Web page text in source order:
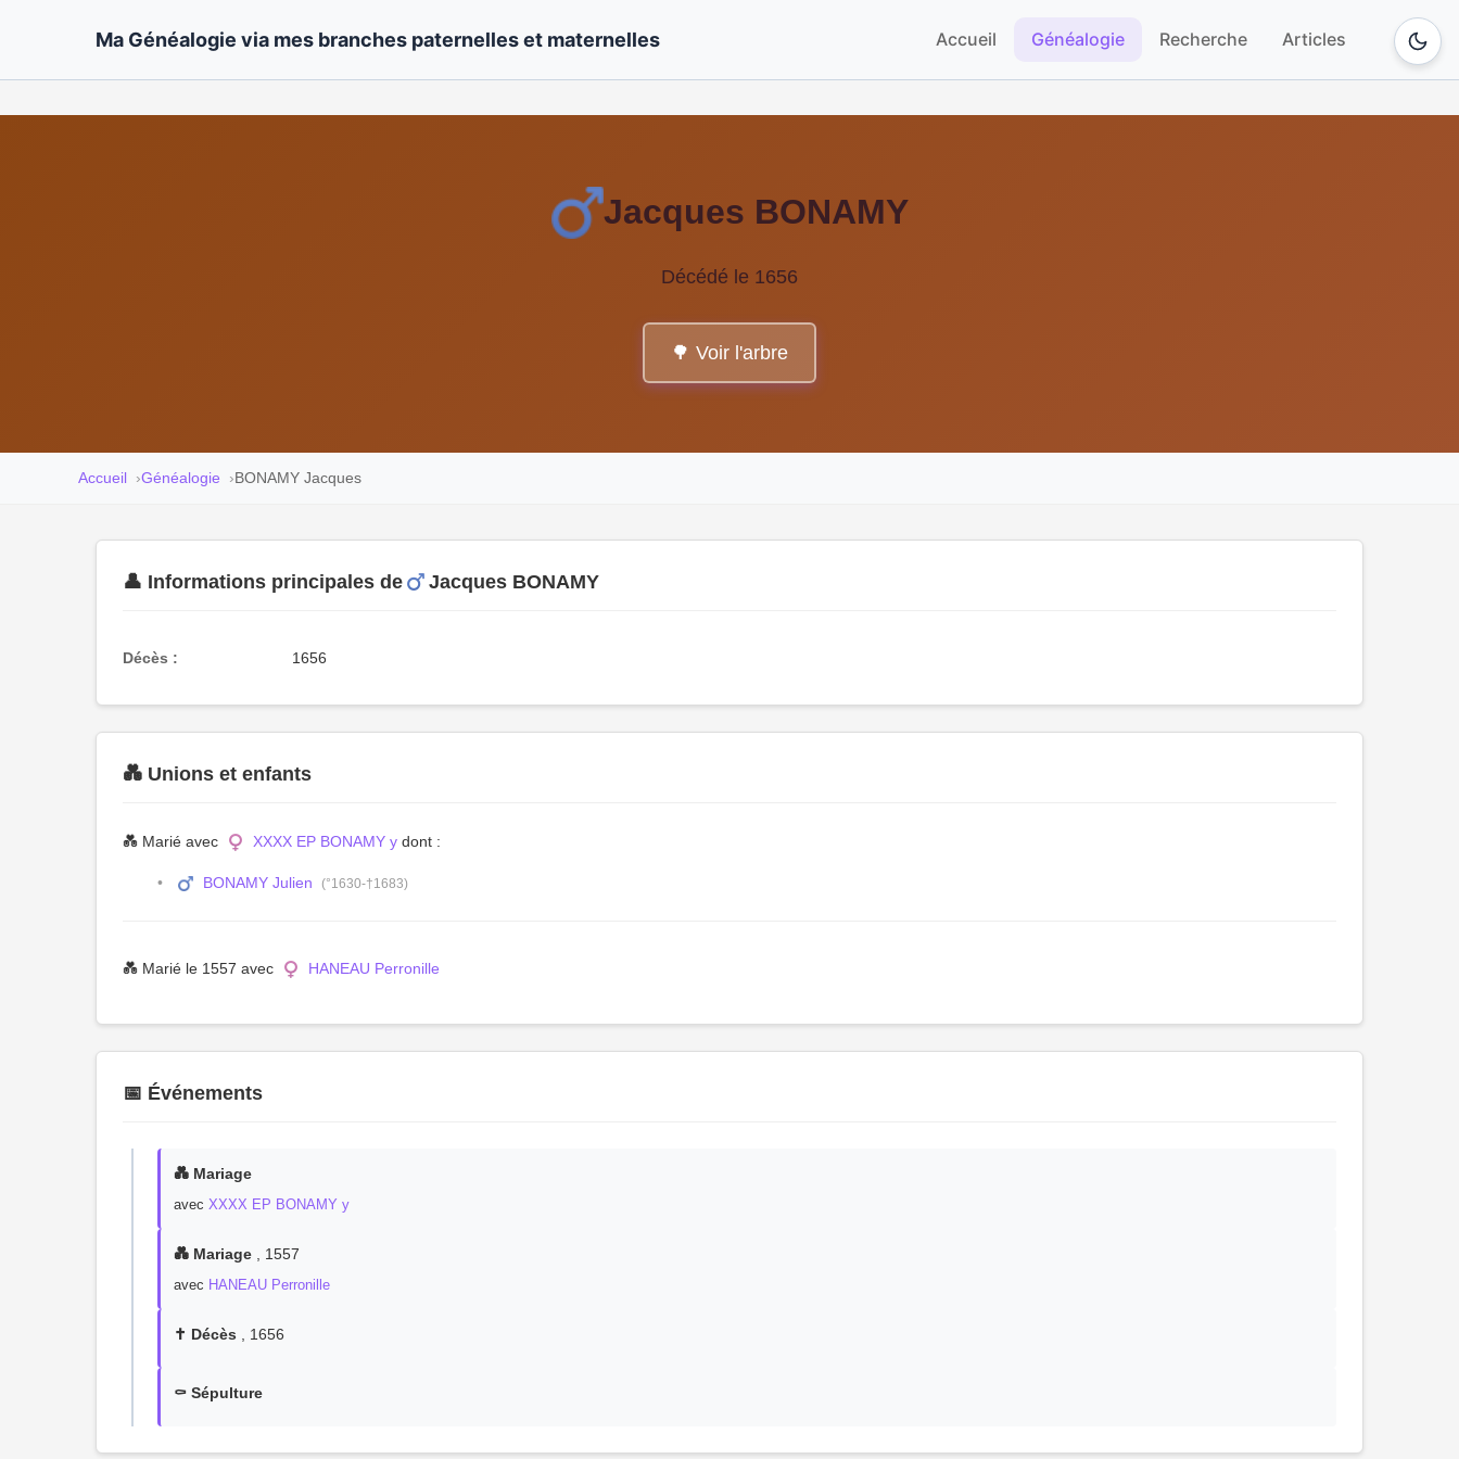
Ma Généalogie via mes branches paternelles et maternelles Accueil Généalogie Recherche Articles
Jacques BONAMY
Décédé le 1656
🌳 Voir l'arbre
Accueil Généalogie BONAMY Jacques
👤 Informations principales de Jacques BONAMY
Décès : 1656
💑 Unions et enfants
💑 Marié avec XXXX EP BONAMY y dont :
BONAMY Julien (°1630-†1683)
💑 Marié le 1557 avec HANEAU Perronille
📅 Événements
💑 Mariage
avec XXXX EP BONAMY y
💑 Mariage , 1557
avec HANEAU Perronille
✝️ Décès , 1656
⚰️ Sépulture